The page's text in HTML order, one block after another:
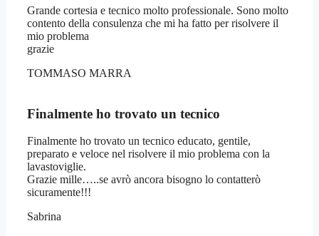
Grande cortesia e tecnico molto professionale. Sono molto
contento della consulenza che mi ha fatto per risolvere il
mio problema
grazie
TOMMASO MARRA
Finalmente ho trovato un tecnico
Finalmente ho trovato un tecnico educato, gentile,
preparato e veloce nel risolvere il mio problema con la
lavastoviglie.
Grazie mille…..se avrò ancora bisogno lo contatterò
sicuramente!!!
Sabrina